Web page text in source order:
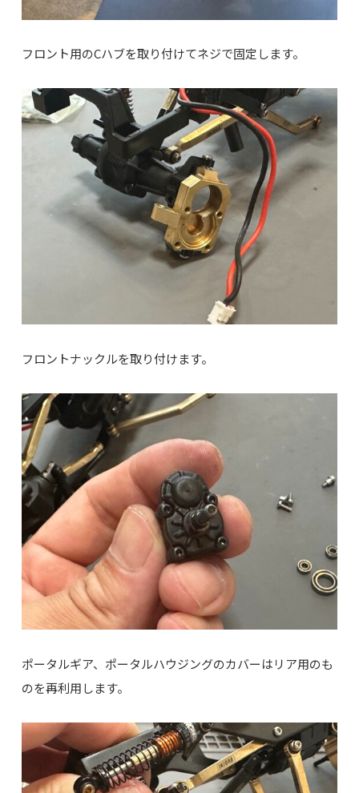
フロント用のCハブを取り付けてネジで固定します。
フロントナックルを取り付けます。
ポータルギア、ポータルハウジングのカバーはリア用のも
のを再利用します。